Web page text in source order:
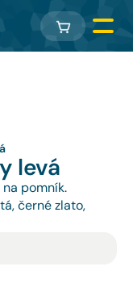
levá
pomník.
černé zlato,